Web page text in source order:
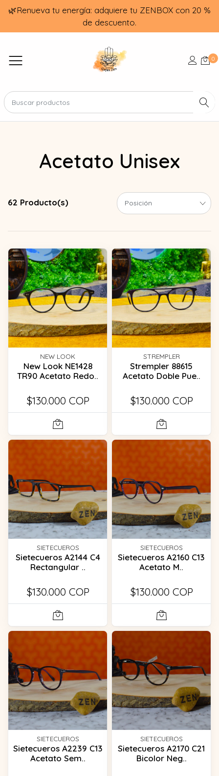
🌿Renueva tu energía: adquiere tu ZENBOX con 20 %
de descuento.
0
Acetato Unisex
62 Producto(s)
NEW LOOK
New Look NE1428
TR90 Acetato Redo..
$130.000 COP
STREMPLER
Strempler 88615
Acetato Doble Pue..
$130.000 COP
SIETECUEROS
Sietecueros A2144 C4
Rectangular ..
$130.000 COP
SIETECUEROS
Sietecueros A2160 C13
Acetato M..
$130.000 COP
SIETECUEROS
Sietecueros A2239 C13
Acetato Sem..
SIETECUEROS
Sietecueros A2170 C21
Bicolor Neg..